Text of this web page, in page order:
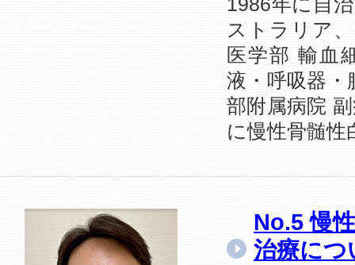
1986年に自
ストラリア
医学部 輸血
液・呼吸器・
部附属病院
に慢性骨髄性
No.5 慢
治療につ